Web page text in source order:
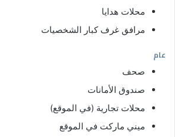
محلات هدايا
مرافق غرف كبار الشخصيات
عام
صحف
صندوق الأمانات
محلات تجارية (في الموقع)
ميني ماركت في الموقع